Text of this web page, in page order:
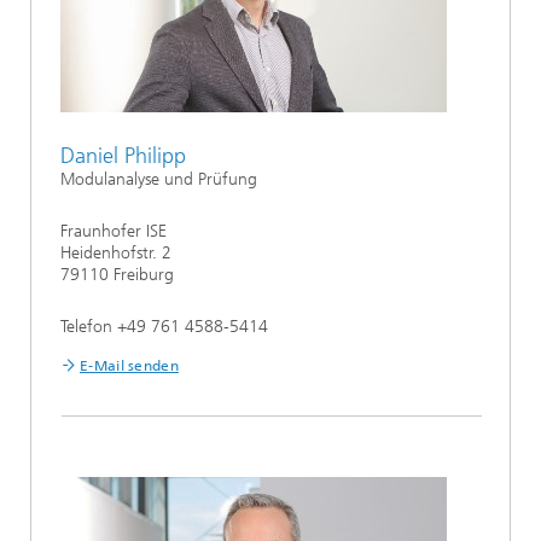
Daniel Philipp
Modulanalyse und Prüfung
Fraunhofer ISE
Heidenhofstr. 2
79110 Freiburg
Telefon +49 761 4588-5414
E-Mail senden